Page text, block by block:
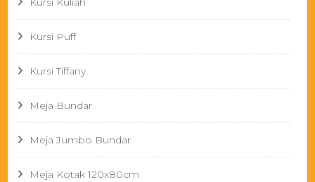
Kursi Puff
Kursi Tiffany
Meja Bundar
Meja Jumbo Bundar
Meja Kotak 120x80cm